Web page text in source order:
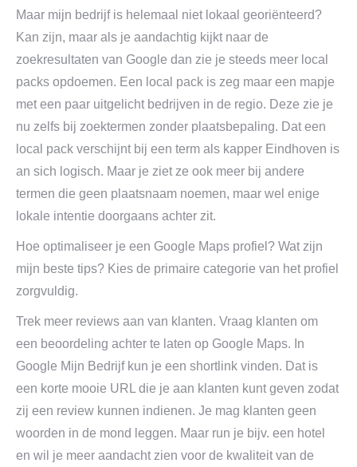
Maar mijn bedrijf is helemaal niet lokaal georiënteerd?
Kan zijn, maar als je aandachtig kijkt naar de
zoekresultaten van Google dan zie je steeds meer local
packs opdoemen. Een local pack is zeg maar een mapje
met een paar uitgelicht bedrijven in de regio. Deze zie je
nu zelfs bij zoektermen zonder plaatsbepaling. Dat een
local pack verschijnt bij een term als kapper Eindhoven is
an sich logisch. Maar je ziet ze ook meer bij andere
termen die geen plaatsnaam noemen, maar wel enige
lokale intentie doorgaans achter zit.
Hoe optimaliseer je een Google Maps profiel? Wat zijn
mijn beste tips? Kies de primaire categorie van het profiel
zorgvuldig.
Trek meer reviews aan van klanten. Vraag klanten om
een beoordeling achter te laten op Google Maps. In
Google Mijn Bedrijf kun je een shortlink vinden. Dat is
een korte mooie URL die je aan klanten kunt geven zodat
zij een review kunnen indienen. Je mag klanten geen
woorden in de mond leggen. Maar run je bijv. een hotel
en wil je meer aandacht zien voor de kwaliteit van de